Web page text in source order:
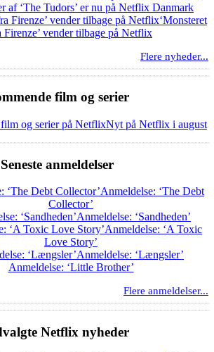
af ‘The Tudors’ er nu på Netflix Danmark
‘Monsteret
Firenze’ vender tilbage på Netflix
Flere nyheder...
film og serier
Nyt på Netflix i august
Seneste anmeldelser
Anmeldelse: ‘The Debt
Collector’
Anmeldelse: ‘Sandheden’
Anmeldelse: ‘A Toxic
Love Story’
Anmeldelse: ‘Længsler’
Anmeldelse: ‘Little Brother’
Flere anmeldelser...
Netflix nyheder